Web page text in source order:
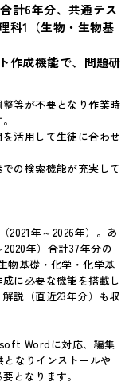
計6年分、共通テス
科1（生物・生物基
作成機能で、問題研
等が不要となり作業時
活用して生徒に合わせ
の検索機能が充実して
2021年～2026年）。あ
年）合計37年分の
物基礎・化学・化学基
に必要な機能を搭載し
説（直近23年分）も収
Wordに対応、編集
なりインストールや
となります。